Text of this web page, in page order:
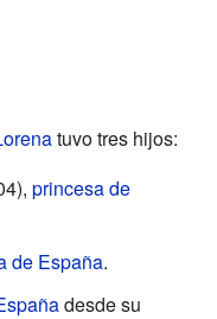
tuvo tres hijos:
princesa de
de España.
desde su